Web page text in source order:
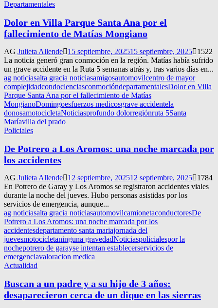
Departamentales
Dolor en Villa Parque Santa Ana por el
fallecimiento de Matías Mongiano
AG Julieta Allende 15 septiembre, 202515 septiembre, 2025
1522
La noticia generó gran conmoción en la región. Matías había sufrido
un grave accidente en la Ruta 5 semanas atrás y, tras varios días en...
ag noticiasalta gracia noticiasamigosautomovilcentro de mayor
complejidadcondoclenciasconmocióndepartamentalesDolor en Villa
Parque Santa Ana por el fallecimiento de Matías
MongianoDomingoesfuerzos medicosgrave accidentela
donosamotocicletaNoticiasprofundo dolorregiónruta 5Santa
Maríavilla del prado
Policiales
De Potrero a Los Aromos: una noche marcada por
los accidentes
AG Julieta Allende 12 septiembre, 202512 septiembre, 2025
1784
En Potrero de Garay y Los Aromos se registraron accidentes viales
durante la noche del jueves. Hubo personas asistidas por los
servicios de emergencia, aunque...
ag noticiasalta gracia noticiasautomovilcamionetaconductoresDe
Potrero a Los Aromos: una noche marcada por los
accidentesdepartamento santa mariajornada del
juevesmotocicletaninguna gravedadNoticiaspolicialespor la
nochepotrero de garayse intentan establecerservicios de
emergenciavaloracion medica
Actualidad
Buscan a un padre y a su hijo de 3 años:
desaparecieron cerca de un dique en las sierras